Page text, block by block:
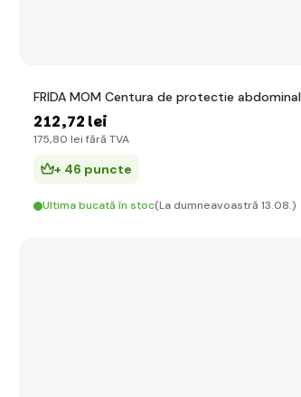
FRIDA MOM Centura de protectie
212,72 lei
175,80 lei fără TVA
+ 46 puncte
Ultima bucată în stoc(La dumneavoastră 13.08.)